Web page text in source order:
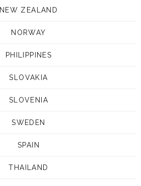
NEW ZEALAND
NORWAY
PHILIPPINES
SLOVAKIA
SLOVENIA
SWEDEN
SPAIN
THAILAND